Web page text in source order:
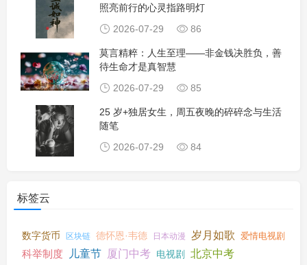
照亮前行的心灵指路明灯
2026-07-29
86
莫言精粹：人生至理——非金钱决胜负，善
待生命才是真智慧
2026-07-29
85
25 岁+独居女生，周五夜晚的碎碎念与生活
随笔
2026-07-29
84
标签云
数字货币 区块链 德怀恩·韦德 日本动漫 岁月如歌 爱情电视剧
科举制度 儿童节 厦门中考 电视剧 北京中考